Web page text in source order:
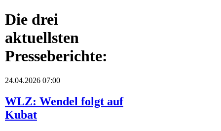
Die drei
aktuellsten
Presseberichte:
24.04.2026 07:00
WLZ: Wendel folgt auf
Kubat